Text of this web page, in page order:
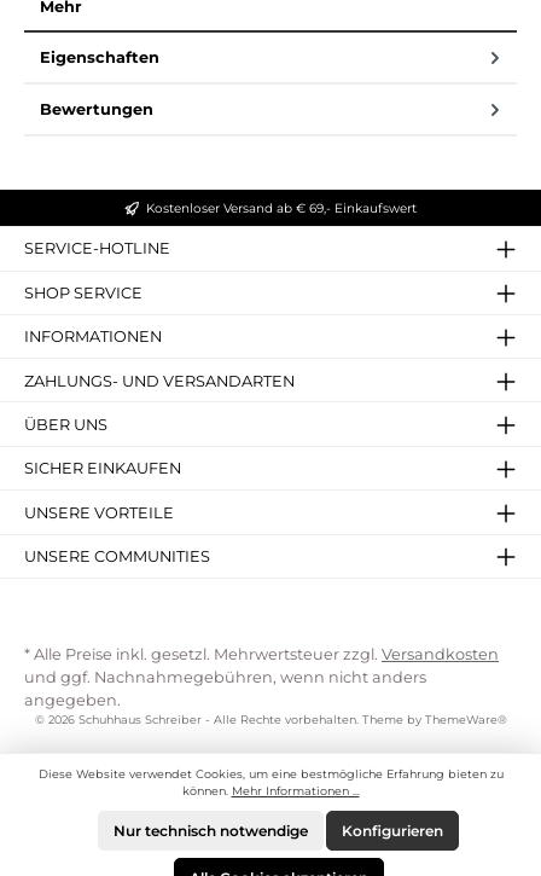
Mehr
Eigenschaften
Bewertungen
Kostenloser Versand ab € 69,- Einkaufswert
SERVICE-HOTLINE
SHOP SERVICE
INFORMATIONEN
ZAHLUNGS- UND VERSANDARTEN
ÜBER UNS
SICHER EINKAUFEN
UNSERE VORTEILE
UNSERE COMMUNITIES
* Alle Preise inkl. gesetzl. Mehrwertsteuer zzgl. Versandkosten
und ggf. Nachnahmegebühren, wenn nicht anders
angegeben.
© 2026 Schuhhaus Schreiber - Alle Rechte vorbehalten. Theme by ThemeWare®
Diese Website verwendet Cookies, um eine bestmögliche Erfahrung bieten zu
können. Mehr Informationen ...
Nur technisch notwendige Konfigurieren